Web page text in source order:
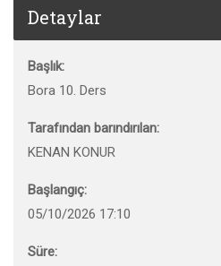
Detaylar
Başlık:
Bora 10. Ders
Tarafından barındırılan:
KENAN KONUR
Başlangıç:
05/10/2026 17:10
Süre: